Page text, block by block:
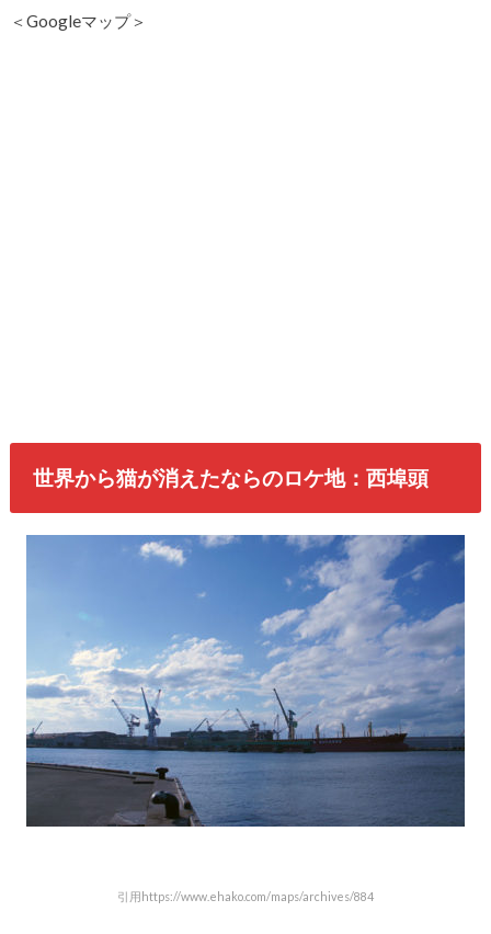
＜Googleマップ＞
世界から猫が消えたならのロケ地：西埠頭
引用https://www.ehako.com/maps/archives/884